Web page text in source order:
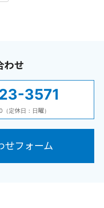
わせ
3571
定休日：日曜）
せフォーム